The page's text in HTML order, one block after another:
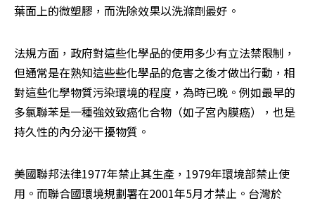
葉面上的微塑膠，而洗除效果以洗滌劑最好。
法規方面，政府對這些化學品的使用多少有立法禁限制，
但通常是在熟知這些些化學品的危害之後才做出行動，相
對這些化學物質污染環境的程度，為時已晚。例如最早的
多氯聯苯是一種強效致癌化合物（如子宮內膜癌），也是
持久性的內分泌干擾物質。
美國聯邦法律1977年禁止其生產，1979年環境部禁止使
用。而聯合國環境規劃署在2001年5月才禁止。台灣於